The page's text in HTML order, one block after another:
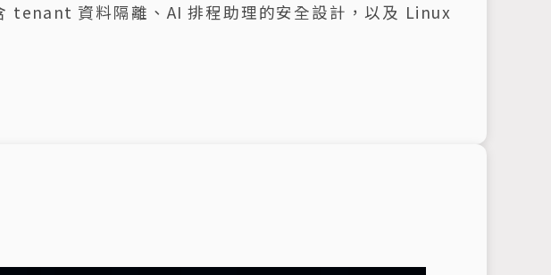
tenant 資料隔離、AI 排程助理的安全設計，以及 Linux